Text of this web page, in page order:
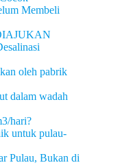
Membeli
oleh pabrik
dalam wadah
hari?
untuk pulau-
Pulau, Bukan di